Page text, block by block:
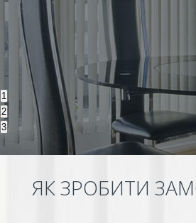
1
2
3
ЯК ЗРОБИТИ